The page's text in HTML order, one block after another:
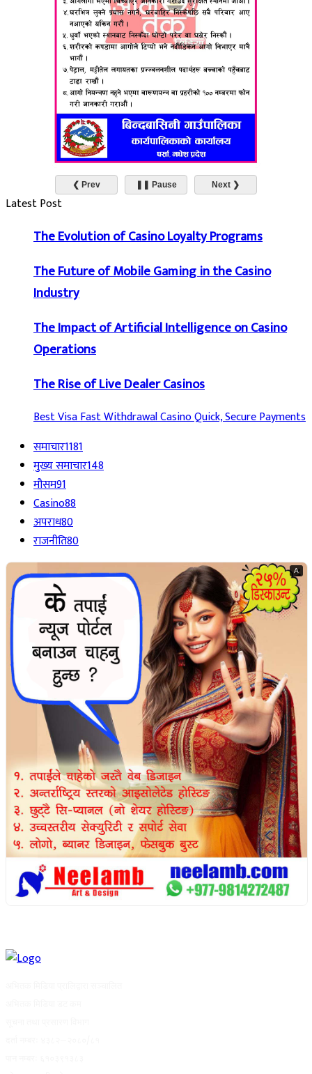
❮ Prev ❚❚ Pause Next ❯
Latest Post
The Evolution of Casino Loyalty Programs
The Future of Mobile Gaming in the Casino
Industry
The Impact of Artificial Intelligence on Casino
Operations
The Rise of Live Dealer Casinos
Best Visa Fast Withdrawal Casino Quick, Secure Payments
समाचार1181
मुख्य समाचार148
मौसम91
Casino88
अपराध80
राजनीति80
A